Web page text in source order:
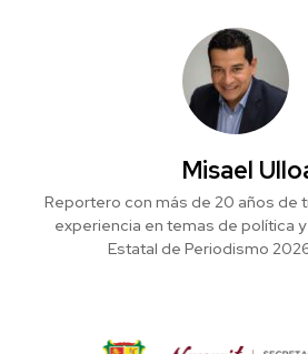
Misael
Reportero con más de 20 años de
experiencia en temas de política
Estatal de Periodismo